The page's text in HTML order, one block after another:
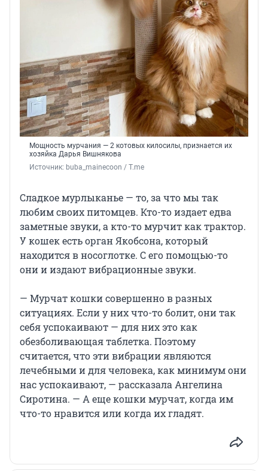
Мощность мурчания — 2 котовых килосилы, признается их
хозяйка Дарья Вишнякова
Источник: buba_mainecoon / Т.me
Сладкое мурлыканье — то, за что мы так
любим своих питомцев. Кто-то издает едва
заметные звуки, а кто-то мурчит как трактор.
У кошек есть орган Якобсона, который
находится в носоглотке. С его помощью-то
они и издают вибрационные звуки.
— Мурчат кошки совершенно в разных
ситуациях. Если у них что-то болит, они так
себя успокаивают — для них это как
обезболивающая таблетка. Поэтому
считается, что эти вибрации являются
лечебными и для человека, как минимум они
нас успокаивают, — рассказала Ангелина
Сиротина. — А еще кошки мурчат, когда им
что-то нравится или когда их гладят.